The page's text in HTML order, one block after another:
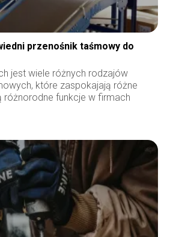
przenośnik taśmowy do
jest wiele różnych rodzajów
które zaspokajają różne
różnorodne funkcje w firmach